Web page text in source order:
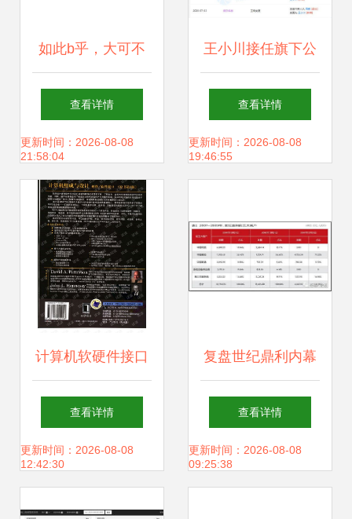
如此b乎，大可不
必 计算机软硬件技
术开发的误区与思
考
查看详情
更新时间：2026-08-08
21:58:04
王小川接任旗下公
司，技术驱动战略
升级
查看详情
更新时间：2026-08-08
19:46:55
计算机软硬件接口
桥接数字与物理世
界的技术密钥
查看详情
更新时间：2026-08-08
12:42:30
复盘世纪鼎利内幕
交易 计算机软硬件
技术开发的幕后博
查看详情
更新时间：2026-08-08
09:25:38